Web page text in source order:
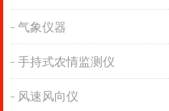
气象仪器
手持式农情监测仪
风速风向仪